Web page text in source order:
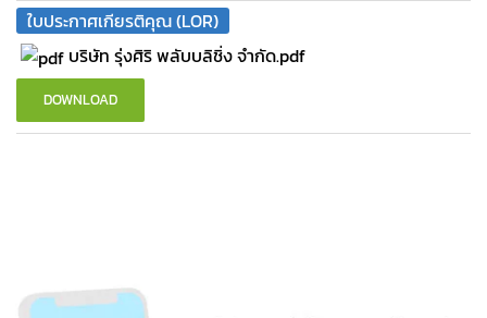
ใบประกาศเกียรติคุณ (LOR)
บริษัท รุ่งศิริ พลับบลิชิ่ง จำกัด.pdf
DOWNLOAD